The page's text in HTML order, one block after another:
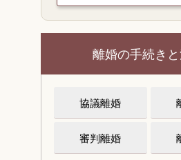
離婚の手続き
協議離婚
審判離婚